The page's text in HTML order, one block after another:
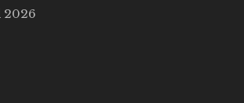
2026